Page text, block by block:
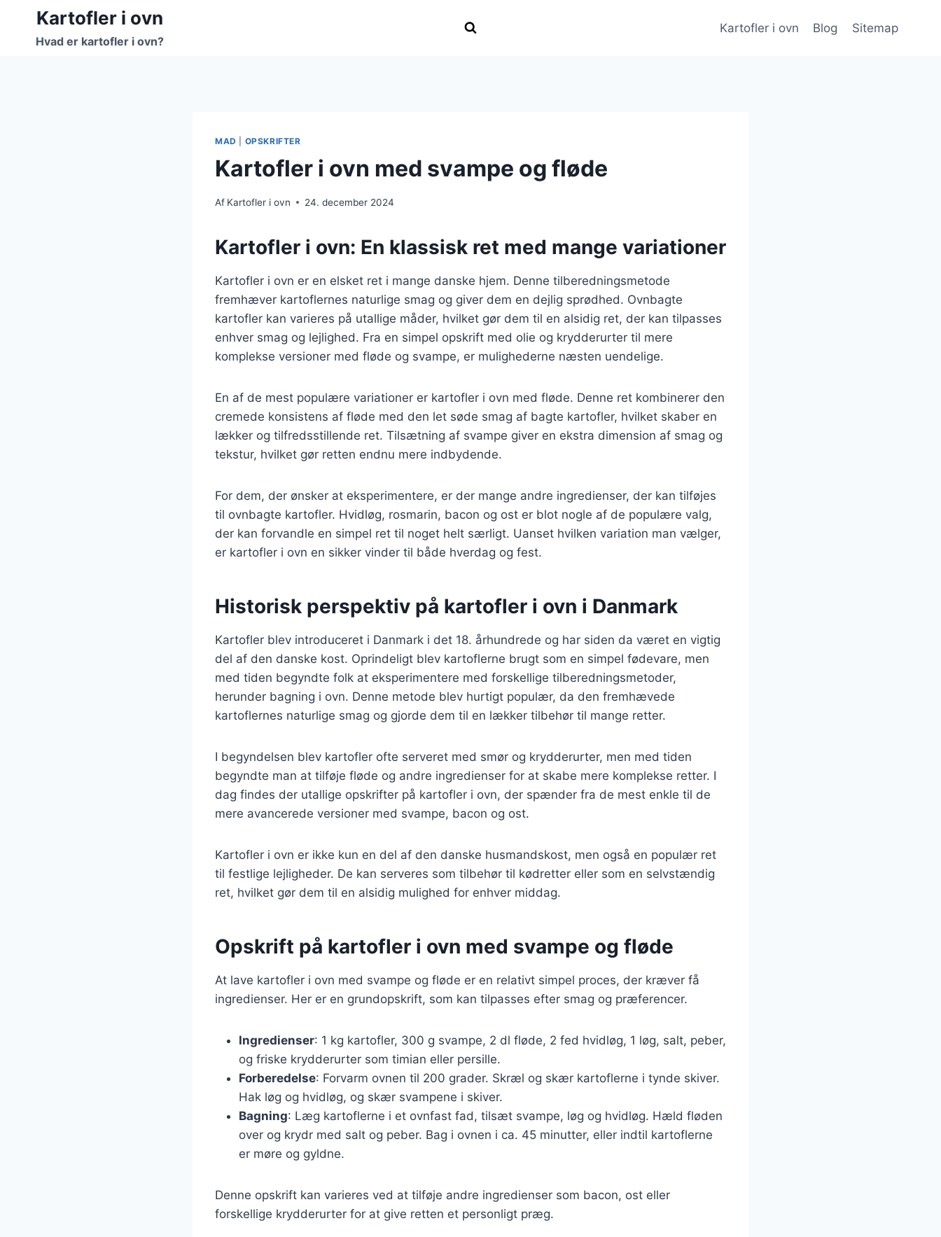
Fortsæt
indhold
Kartofler i ovn
Hvad er kartofler i ovn?
Kartofler i ovn Blog Sitemap
MAD OPSKRIFTER
Kartofler i ovn med svampe og fløde
Af Kartofler i ovn 24. december 2024
Kartofler i ovn: En klassisk ret med mange variationer
Kartofler i ovn er en elsket ret i mange danske hjem. Denne tilberedningsmetode
fremhæver kartoflernes naturlige smag og giver dem en dejlig sprødhed. Ovnbagte
kartofler kan varieres på utallige måder, hvilket gør dem til en alsidig ret, der kan tilpasses
enhver smag og lejlighed. Fra en simpel opskrift med olie og krydderurter til mere
komplekse versioner med fløde og svampe, er mulighederne næsten uendelige.
En af de mest populære variationer er kartofler i ovn med fløde. Denne ret kombinerer den
cremede konsistens af fløde med den let søde smag af bagte kartofler, hvilket skaber en
lækker og tilfredsstillende ret. Tilsætning af svampe giver en ekstra dimension af smag og
tekstur, hvilket gør retten endnu mere indbydende.
For dem, der ønsker at eksperimentere, er der mange andre ingredienser, der kan tilføjes
til ovnbagte kartofler. Hvidløg, rosmarin, bacon og ost er blot nogle af de populære valg,
der kan forvandle en simpel ret til noget helt særligt. Uanset hvilken variation man vælger,
er kartofler i ovn en sikker vinder til både hverdag og fest.
Historisk perspektiv på kartofler i ovn i Danmark
Kartofler blev introduceret i Danmark i det 18. århundrede og har siden da været en vigtig
del af den danske kost. Oprindeligt blev kartoflerne brugt som en simpel fødevare, men
med tiden begyndte folk at eksperimentere med forskellige tilberedningsmetoder,
herunder bagning i ovn. Denne metode blev hurtigt populær, da den fremhævede
kartoflernes naturlige smag og gjorde dem til en lækker tilbehør til mange retter.
I begyndelsen blev kartofler ofte serveret med smør og krydderurter, men med tiden
begyndte man at tilføje fløde og andre ingredienser for at skabe mere komplekse retter. I
dag findes der utallige opskrifter på kartofler i ovn, der spænder fra de mest enkle til de
mere avancerede versioner med svampe, bacon og ost.
Kartofler i ovn er ikke kun en del af den danske husmandskost, men også en populær ret
til festlige lejligheder. De kan serveres som tilbehør til kødretter eller som en selvstændig
ret, hvilket gør dem til en alsidig mulighed for enhver middag.
Opskrift på kartofler i ovn med svampe og fløde
At lave kartofler i ovn med svampe og fløde er en relativt simpel proces, der kræver få
ingredienser. Her er en grundopskrift, som kan tilpasses efter smag og præferencer.
Ingredienser: 1 kg kartofler, 300 g svampe, 2 dl fløde, 2 fed hvidløg, 1 løg, salt, peber,
og friske krydderurter som timian eller persille.
Forberedelse: Forvarm ovnen til 200 grader. Skræl og skær kartoflerne i tynde skiver.
Hak løg og hvidløg, og skær svampene i skiver.
Bagning: Læg kartoflerne i et ovnfast fad, tilsæt svampe, løg og hvidløg. Hæld fløden
over og krydr med salt og peber. Bag i ovnen i ca. 45 minutter, eller indtil kartoflerne
er møre og gyldne.
Denne opskrift kan varieres ved at tilføje andre ingredienser som bacon, ost eller
forskellige krydderurter for at give retten et personligt præg.